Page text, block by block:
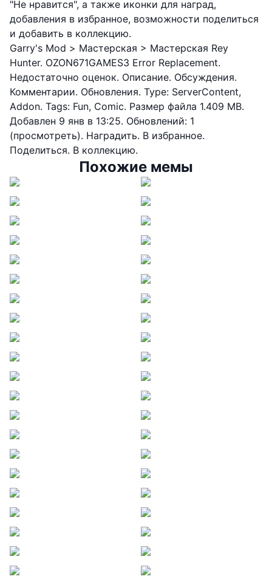
"Не нравится", а также иконки для наград,
добавления в избранное, возможности поделиться
и добавить в коллекцию.
Garry's Mod > Мастерская > Мастерская Rey
Hunter. OZON671GAMES3 Error Replacement.
Недостаточно оценок. Описание. Обсуждения.
Комментарии. Обновления. Type: ServerContent,
Addon. Tags: Fun, Comic. Размер файла 1.409 MB.
Добавлен 9 янв в 13:25. Обновлений: 1
(просмотреть). Наградить. В избранное.
Поделиться. В коллекцию.
Похожие мемы